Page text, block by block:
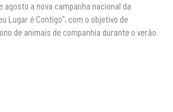
agosto a nova campanha nacional da
Lugar é Contigo”, com o objetivo de
de animais de companhia durante o verão.